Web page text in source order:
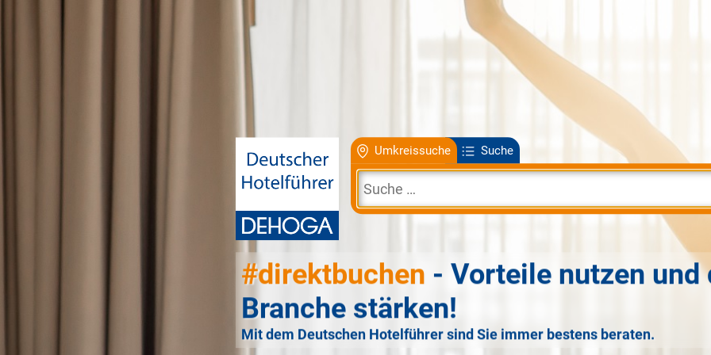
Umkreissuche Suche
#direktbuchen - Vorteile nutzen und
Branche stärken!
Mit dem Deutschen Hotelführer sind Sie immer bestens beraten.